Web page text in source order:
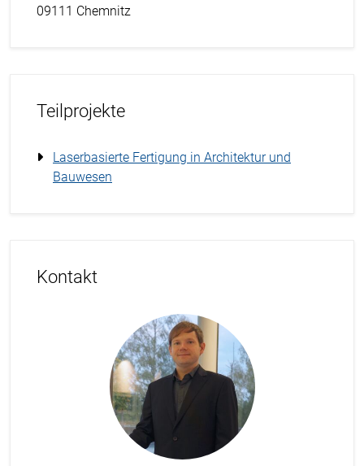
09111 Chemnitz
Teilprojekte
Laserbasierte Fertigung in Architektur und
Bauwesen
Kontakt